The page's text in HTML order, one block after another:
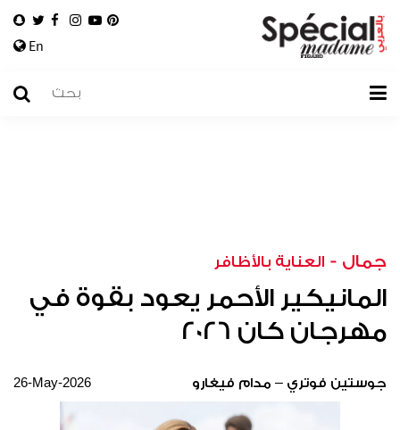
En
جمال - العناية بالأظافر
المانيكير الأحمر يعود بقوة في
مهرجان كان 2026
جوستين فوتري – مدام فيغارو 26-May-2026